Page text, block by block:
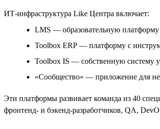
ИТ-инфраструктура Like Центра включает:
LMS — образовательную платформу
Toolbox ERP — платформу с
Toolbox IS — собственную систему
«Сообщество» — приложение для
Эти платформы развивает команда из 40
фронтенд- и бэкенд-разработчиков, QA,